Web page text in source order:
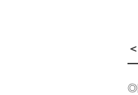
◎